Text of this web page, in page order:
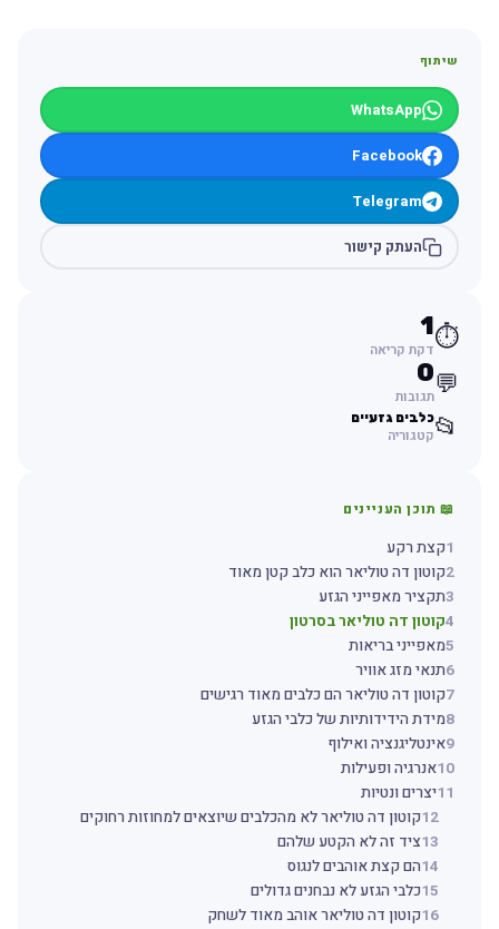
שיתוף
WhatsApp
Facebook
Telegram
העתק קישור
⏱️
1
דקת קריאה
💬
0
תגובות
📂כלבים גזעיים
קטגוריה
📖 תוכן העניינים
1קצת רקע
2קוטון דה טוליאר הוא כלב קטן מאוד
3תקציר מאפייני הגזע
4קוטון דה טוליאר בסרטון
5מאפייני בריאות
6תנאי מזג אוויר
7קוטון דה טוליאר הם כלבים מאוד רגישים
8מידת הידידותיות של כלבי הגזע
9אינטליגנציה ואילוף
10אנרגיה ופעילות
11יצרים ונטיות
12קוטון דה טוליאר לא מהכלבים שיוצאים למחוזות רחוקים
13ציד זה לא הקטע שלהם
14הם קצת אוהבים לנגוס
15כלבי הגזע לא נבחנים גדולים
16קוטון דה טוליאר אוהב מאוד לשחק